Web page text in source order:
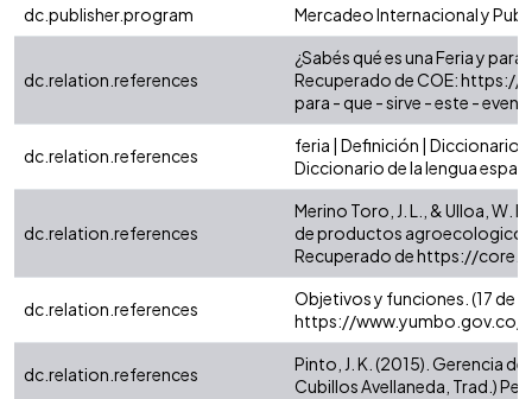
dc.publisher.program Mercadeo Internacional y
dc.relation.references
¿Sabés qué es una Feria y
Recuperado de COE: https://
para - que - sirve - este -
dc.relation.references
feria | Definición | Diccionario
Diccionario de la lengua
dc.relation.references
Merino Toro, J. L., & Ulloa, W.
de productos agroecologicos
Recuperado de https://
dc.relation.references
Objetivos y funciones. (17 de
https://www.yumbo.gov.co/
dc.relation.references
Pinto, J. K. (2015). Gerencia
Cubillos Avellaneda, Trad.)